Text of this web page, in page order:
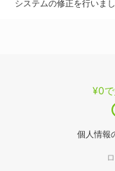
システムの修正を行いま
¥0
個人情報